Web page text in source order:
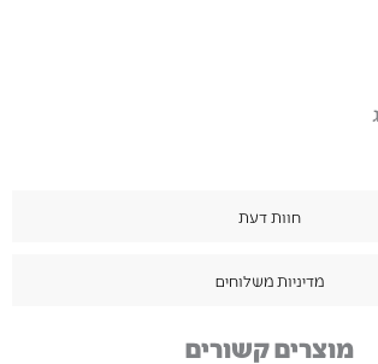
חוות דעת
מדיניות משלוחים
מוצרים קשורים